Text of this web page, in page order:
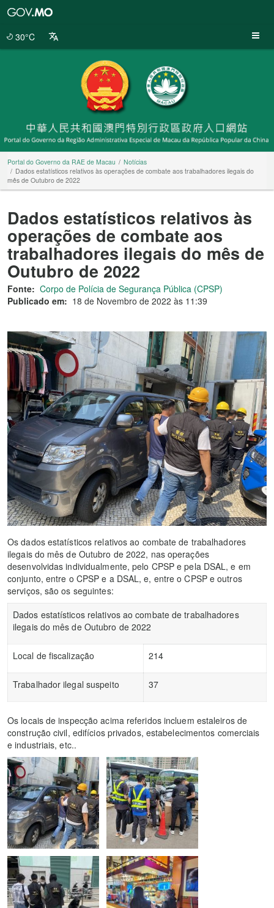
30°C
Portal do Governo da RAE de Macau
Notícias
Dados estatísticos relativos às operações de combate aos trabalhadores ilegais do
mês de Outubro de 2022
Dados estatísticos relativos às
operações de combate aos
trabalhadores ilegais do mês de
Outubro de 2022
Fonte: Corpo de Polícia de Segurança Pública (CPSP)
Publicado em: 18 de Novembro de 2022 às 11:39
Os dados estatísticos relativos ao combate de trabalhadores
ilegais do mês de Outubro de 2022, nas operações
desenvolvidas individualmente, pelo CPSP e pela DSAL, e em
conjunto, entre o CPSP e a DSAL, e, entre o CPSP e outros
serviços, são os seguintes:
Dados estatísticos relativos ao combate de trabalhadores
ilegais do mês de Outubro de 2022
Local de fiscalização 214
Trabalhador ilegal suspeito 37
Os locais de inspecção acima referidos incluem estaleiros de
construção civil, edifícios privados, estabelecimentos comerciais
e industriais, etc..